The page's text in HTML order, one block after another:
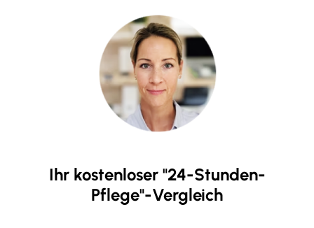
Ihr kostenloser "24-Stunden-
Pflege"-Vergleich